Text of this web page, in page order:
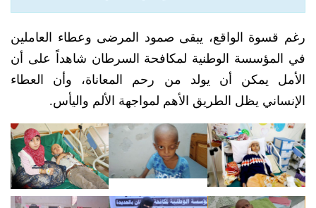
رغم قسوة الواقع، يبقى صمود المرضى وعطاء العاملين
في المؤسسة الوطنية لمكافحة السرطان شاهداً على أن
الأمل يمكن أن يولد من رحم المعاناة، وأن العطاء
الإنساني يظل الطريق الأهم لمواجهة الألم واليأس.